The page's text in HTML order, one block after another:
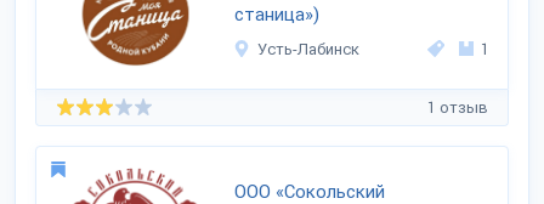
станица»)
Усть-Лабинск 1
1 отзыв
ООО «Сокольский